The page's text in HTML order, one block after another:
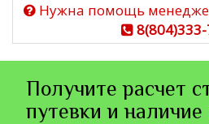
Нужна помощь
Получите расчет
путевки и наличие